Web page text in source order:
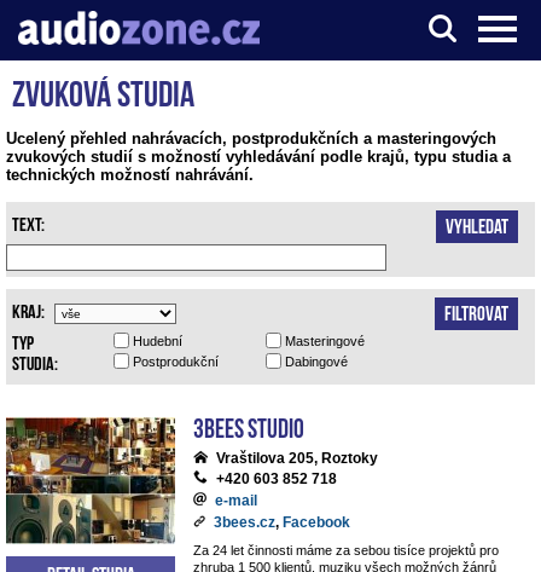
Server o digitálním zpracování zvuku
Zvuková studia
Ucelený přehled nahrávacích, postprodukčních a masteringových
zvukových studií s možností vyhledávání podle krajů, typu studia a
technických možností nahrávání.
Vyhledat
Text:
Filtrovat
Kraj:
Masteringové
Dabingové
Hudební
Postprodukční
Typ
studia:
3bees studio
Vraštilova 205, Roztoky
+420 603 852 718
e-mail
3bees.cz, Facebook
Za 24 let činnosti máme za sebou tisíce projektů pro
zhruba 1 500 klientů, muziku všech možných žánrů